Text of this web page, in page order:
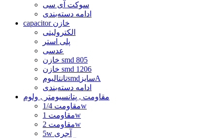
سوکت آی سی
ادامه دسته‌بندی
capacitor خازن
الکترولیتی
پلی استر
عدسی
خازن smd 805
خازن smd 1206
تانتالیومsmdسایزA
ادامه دسته‌بندی
مقاومت , پتانسیومتر , ولوم
مقاومت 1/4w
مقاومت 1w
مقاومت 2w
5w آجری